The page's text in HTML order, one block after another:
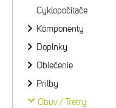
Cyklopočítače
Komponenty
Doplnky
Oblečenie
Prilby
Obuv / Tretry